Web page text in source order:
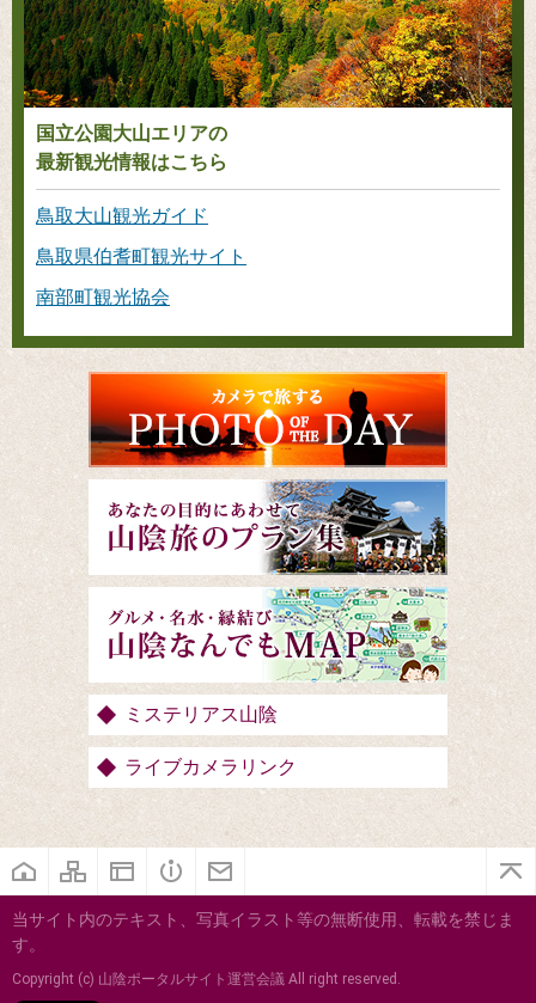
国立公園大山エリアの
最新観光情報はこちら
鳥取大山観光ガイド
鳥取県伯耆町観光サイト
南部町観光協会
ミステリアス山陰
ライブカメラリンク
当サイト内のテキスト、写真イラスト等の無断使用、転載を禁じま
す。
Copyright (c) 山陰ポータルサイト運営会議 All right reserved.